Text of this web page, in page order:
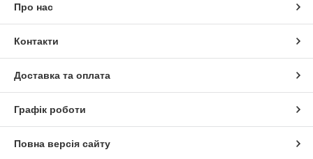
Про нас
Контакти
Доставка та оплата
Графік роботи
Повна версія сайту